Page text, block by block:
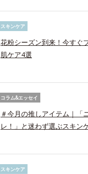
スキンケア
花粉シーズン到来！今すぐ
肌ケア4選
コラム&エッセイ
＃今月の推しアイテム｜「
レ！」と迷わず選ぶスキン
スキンケア